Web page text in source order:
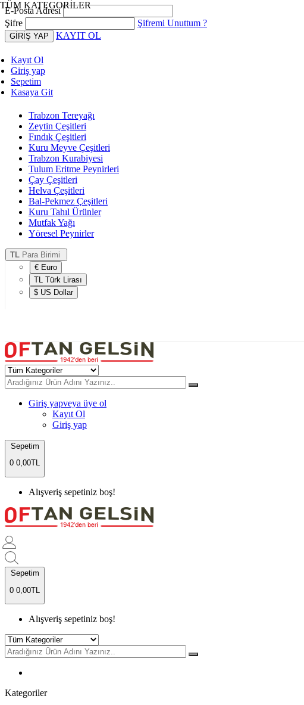
E-Posta Adresi
Şifre
Şifremi Unuttum ?
KAYIT OL
Kayıt Ol
Giriş yap
Sepetim
Kasaya Git
Trabzon Tereyağı
Zeytin Çeşitleri
Fındık Çeşitleri
Kuru Meyve Çeşitleri
Trabzon Kurabiyesi
Tulum Eritme Peynirleri
Çay Çeşitleri
Helva Çeşitleri
Bal-Pekmez Çeşitleri
Kuru Tahıl Ürünler
Mutfak Yağı
Yöresel Peynirler
TL Para Birimi
€ Euro
TL Türk Lirası
$ US Dollar
Giriş yapveya üye ol
Kayıt Ol
Giriş yap
Sepetim
0 0,00TL
Alışveriş sepetiniz boş!
Sepetim
0 0,00TL
Alışveriş sepetiniz boş!
TÜM KATEGORİLER
Kategoriler